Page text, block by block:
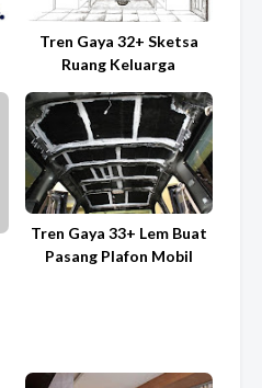
Tren Gaya 32+ Sketsa
Ruang Keluarga
Tren Gaya 33+ Lem Buat
Pasang Plafon Mobil